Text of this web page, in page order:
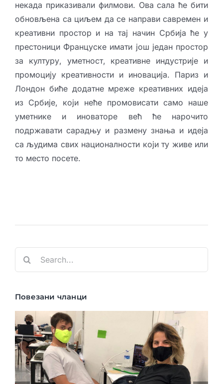
некада приказивали филмови. Ова сала ће бити
обновљена са циљем да се направи савремен и
креативни простор и на тај начин Србија ће у
престоници Француске имати још један простор
за културу, уметност, креативне индустрије и
промоцију креативности и иновација. Париз и
Лондон биће додатне мреже креативних идеја
из Србије, који неће промовисати само наше
уметнике и иноваторе већ ће нарочито
подржавати сарадњу и размену знања и идеја
са људима свих националности који ту живе или
то место посете.
Search
Повезани чланци